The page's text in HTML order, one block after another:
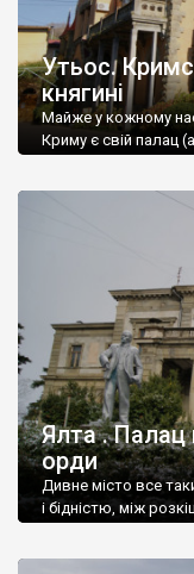
Утьос.
княгині
Майже у кожному
Криму є свій палац
Ялта . Палац
орди
Дивне місто все
і бідністю, між